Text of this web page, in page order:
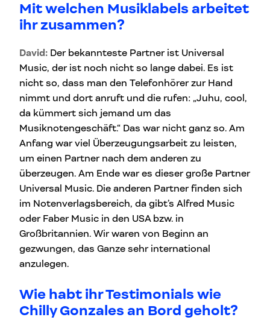
Mit welchen Musiklabels arbeitet
ihr zusammen?
David: Der bekannteste Partner ist Universal
Music, der ist noch nicht so lange dabei. Es ist
nicht so, dass man den Telefonhörer zur Hand
nimmt und dort anruft und die rufen: „Juhu, cool,
da kümmert sich jemand um das
Musiknotengeschäft.“ Das war nicht ganz so. Am
Anfang war viel Überzeugungsarbeit zu leisten,
um einen Partner nach dem anderen zu
überzeugen. Am Ende war es dieser große Partner
Universal Music. Die anderen Partner finden sich
im Notenverlagsbereich, da gibt’s Alfred Music
oder Faber Music in den USA bzw. in
Großbritannien. Wir waren von Beginn an
gezwungen, das Ganze sehr international
anzulegen.
Wie habt ihr Testimonials wie
Chilly Gonzales an Bord geholt?